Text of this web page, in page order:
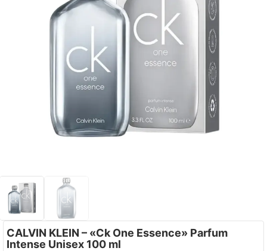
CALVIN KLEIN – «Ck One Essence» Parfum
Intense Unisex 100 ml